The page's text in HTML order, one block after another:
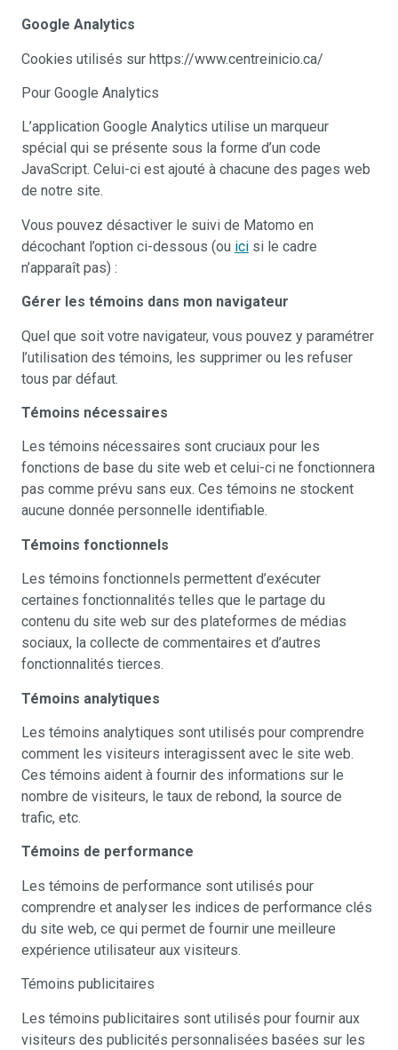
Google Analytics
Cookies utilisés sur https://www.centreinicio.ca/
Pour Google Analytics
L’application Google Analytics utilise un marqueur
spécial qui se présente sous la forme d’un code
JavaScript. Celui-ci est ajouté à chacune des pages web
de notre site.
Vous pouvez désactiver le suivi de Matomo en
décochant l’option ci-dessous (ou ici si le cadre
n’apparaît pas) :
Gérer les témoins dans mon navigateur
Quel que soit votre navigateur, vous pouvez y paramétrer
l’utilisation des témoins, les supprimer ou les refuser
tous par défaut.
Témoins nécessaires
Les témoins nécessaires sont cruciaux pour les
fonctions de base du site web et celui-ci ne fonctionnera
pas comme prévu sans eux. Ces témoins ne stockent
aucune donnée personnelle identifiable.
Témoins fonctionnels
Les témoins fonctionnels permettent d’exécuter
certaines fonctionnalités telles que le partage du
contenu du site web sur des plateformes de médias
sociaux, la collecte de commentaires et d’autres
fonctionnalités tierces.
Témoins analytiques
Les témoins analytiques sont utilisés pour comprendre
comment les visiteurs interagissent avec le site web.
Ces témoins aident à fournir des informations sur le
nombre de visiteurs, le taux de rebond, la source de
trafic, etc.
Témoins de performance
Les témoins de performance sont utilisés pour
comprendre et analyser les indices de performance clés
du site web, ce qui permet de fournir une meilleure
expérience utilisateur aux visiteurs.
Témoins publicitaires
Les témoins publicitaires sont utilisés pour fournir aux
visiteurs des publicités personnalisées basées sur les